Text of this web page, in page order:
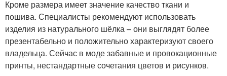
Кроме размера имеет значение качество ткани и
пошива. Специалисты рекомендуют использовать
изделия из натурального шёлка – они выглядят более
презентабельно и положительно характеризуют своего
владельца. Сейчас в моде забавные и провокационные
принты, нестандартные сочетания цветов и рисунков.